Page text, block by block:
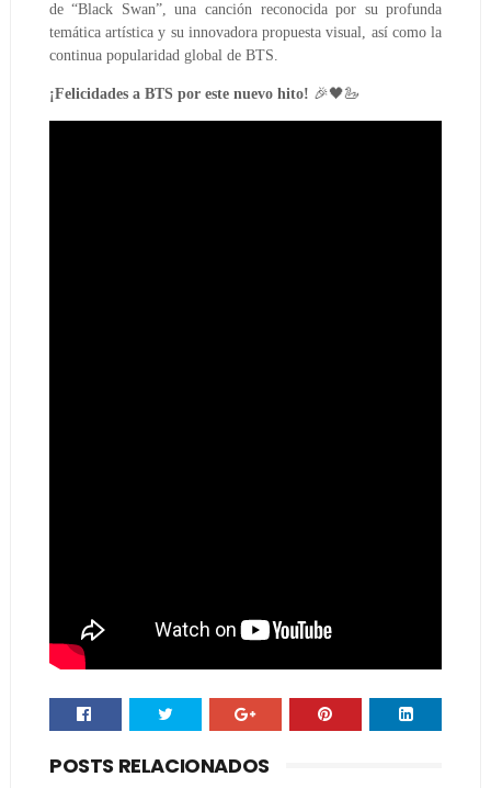
de “Black Swan”, una canción reconocida por su profunda
temática artística y su innovadora propuesta visual, así como la
continua popularidad global de BTS.
¡Felicidades a BTS por este nuevo hito! 🎉🖤🦢
POSTS RELACIONADOS